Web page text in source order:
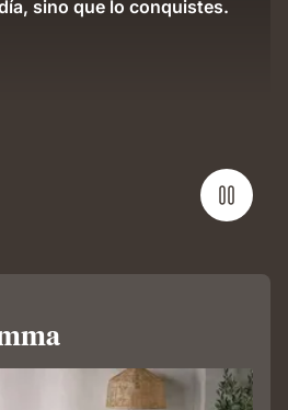
sino que lo conquistes.